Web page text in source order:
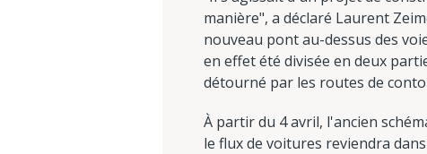
manière", a déclaré Laurent
nouveau pont au-dessus des
en effet été divisée en deux
détourné par les routes de
À partir du 4 avril, l'ancien
le flux de voitures reviendra